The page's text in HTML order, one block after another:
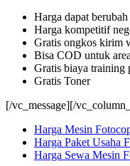
Harga dapat
Harga kompetitif
Gratis ongkos kirim
Bisa COD untuk
Gratis biaya training
Gratis Toner
[/vc_message][/
Harga Mesin
Harga Paket Usaha
Harga Sewa Mesin